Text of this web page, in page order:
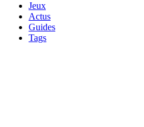
Jeux
Actus
Guides
Tags